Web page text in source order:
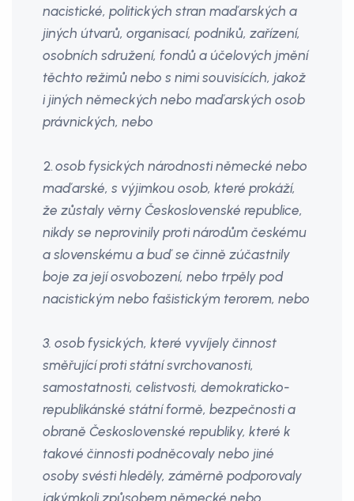
nacistické, politických stran maďarských a
jiných útvarů, organisací, podniků, zařízení,
osobních sdružení, fondů a účelových jmění
těchto režimů nebo s nimi souvisících, jakož
i jiných německých nebo maďarských osob
právnických, nebo
2.osob fysických národnosti německé nebo
maďarské, s výjimkou osob, které prokáží,
že zůstaly věrny Československé republice,
nikdy se neprovinily proti národům českému
a slovenskému a buď se činně zúčastnily
boje za její osvobození, nebo trpěly pod
nacistickým nebo fašistickým terorem, nebo
3. osob fysických, které vyvíjely činnost
směřující proti státní svrchovanosti,
samostatnosti, celistvosti, demokraticko-
republikánské státní formě, bezpečnosti a
obraně Československé republiky, které k
takové činnosti podněcovaly nebo jiné
osoby svésti hleděly, záměrně podporovaly
jakýmkoli způsobem německé nebo